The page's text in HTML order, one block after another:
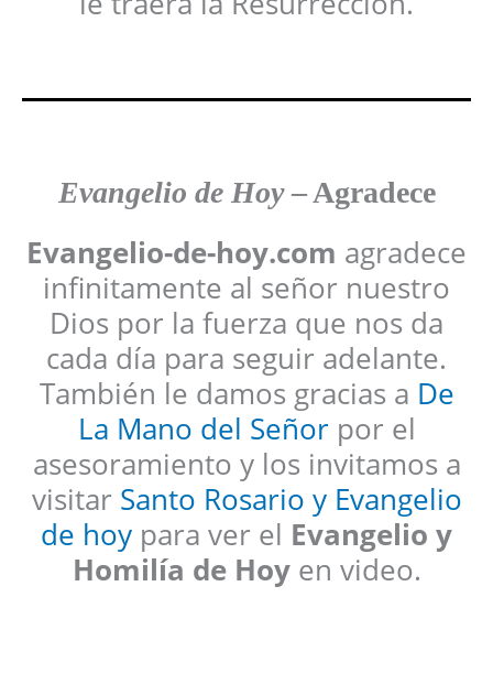
Evangelio de Hoy– Agradece
Evangelio-de-hoy.com agradece
infinitamente al señor nuestro
Dios por la fuerza que nos da
cada día para seguir adelante.
También le damos gracias a De
La Mano del Señorpor el
asesoramiento y los invitamos a
visitar Santo Rosario y Evangelio
de hoy para ver el Evangelio y
Homilía de Hoyen video.